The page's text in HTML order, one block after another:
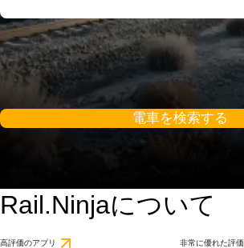
電車を検索する
Rail.Ninjaについて
高評価のアプリ 非常に優れた評価